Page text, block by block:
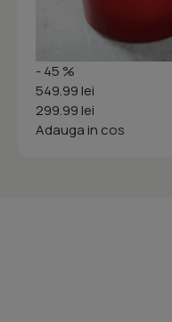
- 45 %
549.99 lei
299.99 lei
Adauga in cos